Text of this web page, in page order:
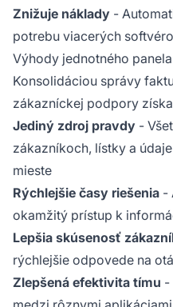
Znižuje náklady -
potrebu viacerých
Výhody jednotného panela
Konsolidáciou správy
zákazníckej podpory
Jediný zdroj pravdy -
zákazníkoch, lístky a
mieste
Rýchlejšie časy riešenia -
okamžitý prístup k
Lepšia skúsenosť
rýchlejšie odpovede na
Zlepšená efektivita tímu -